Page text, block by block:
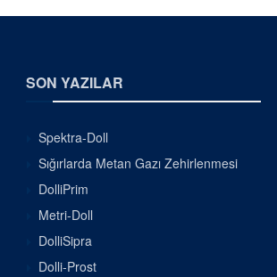
SON YAZILAR
Spektra-Doll
Sığırlarda Metan Gazı Zehirlenmesi
DolliPrim
Metri-Doll
DolliSipra
Dolli-Prost